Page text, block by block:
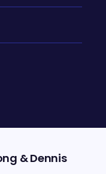
en
& Dennis